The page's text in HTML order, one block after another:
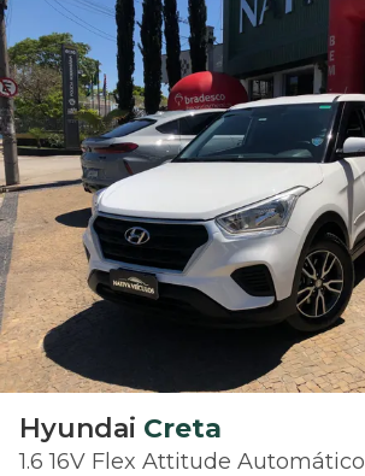
Hyundai Creta
1.6 16V Flex Attitude Automático